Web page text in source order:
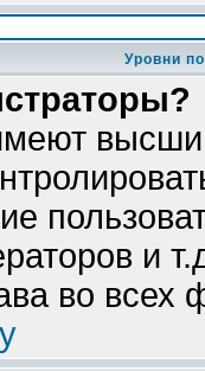
Уровни
и
во всех